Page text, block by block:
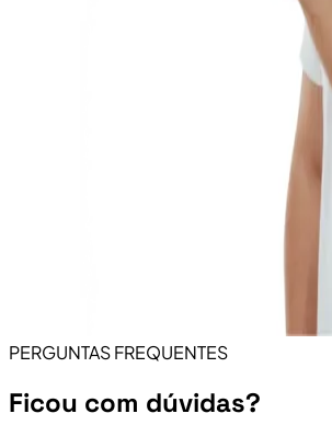
PERGUNTAS FREQUENTES
Ficou com dúvidas?